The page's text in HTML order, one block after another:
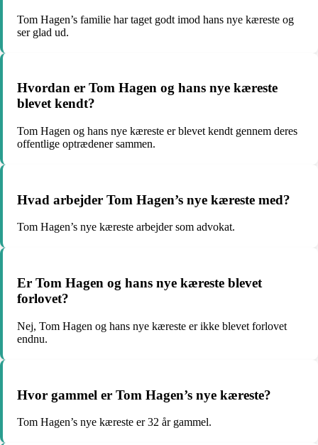
Tom Hagen’s familie har taget godt imod hans nye kæreste og
ser glad ud.
Hvordan er Tom Hagen og hans nye kæreste
blevet kendt?
Tom Hagen og hans nye kæreste er blevet kendt gennem deres
offentlige optrædener sammen.
Hvad arbejder Tom Hagen’s nye kæreste med?
Tom Hagen’s nye kæreste arbejder som advokat.
Er Tom Hagen og hans nye kæreste blevet
forlovet?
Nej, Tom Hagen og hans nye kæreste er ikke blevet forlovet
endnu.
Hvor gammel er Tom Hagen’s nye kæreste?
Tom Hagen’s nye kæreste er 32 år gammel.